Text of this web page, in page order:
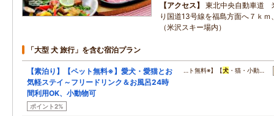
アクセス
東北中央自動車道
り国道13号線を福島方面へ７ｋｍ
（米沢スキー場内）
「大型 犬 旅行」を含む宿泊プラン
【素泊り】【ペット無料※】愛犬・愛猫とお
気軽ステイ～フリードリンク＆お風呂24時
間利用OK、小動物可
ポイント2%
…ト無料※】【犬 ・猫・小動…